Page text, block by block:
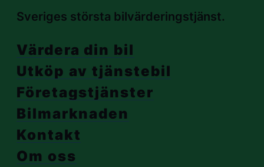
Sveriges största bilvärderingstjänst.
Värdera din bil
Utköp av tjänstebil
Företagstjänster
Bilmarknaden
Kontakt
Om oss